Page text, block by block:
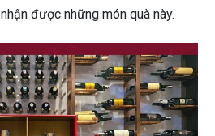
được những món quà này.